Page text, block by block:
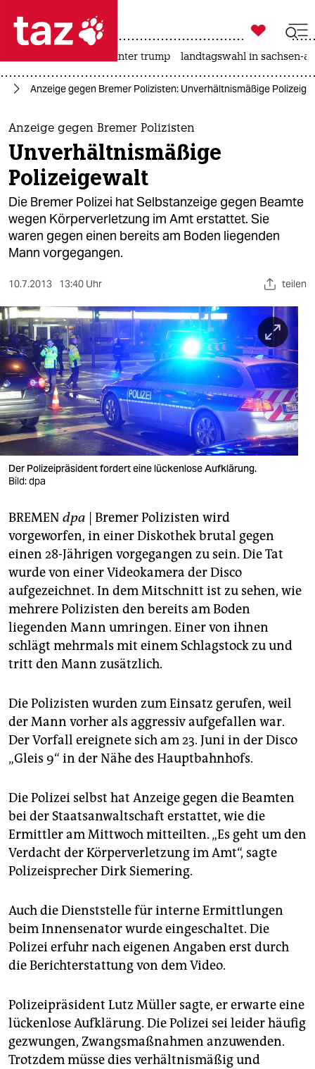
 taz zahl ich
taz zahl ich
themen
politik
öko
gesellschaft
kultur
sport
berlin
nord
wahrheit
verlag
verlag
veranstaltungen
fragen & hilfe
unterstützen
abo
genossenschaft
epaper login

taz zahl ich
usa unter trump landtagswahl in sachsen-
Anzeige gegen Bremer Polizisten: Unverhältnismäßige
Anzeige gegen Bremer Polizisten
Unverhältnismäßige
Polizeigewalt
Die Bremer Polizei hat Selbstanzeige gegen Beamte
wegen Körperverletzung im Amt erstattet. Sie
waren gegen einen bereits am Boden liegenden
Mann vorgegangen.
10.7.2013 13:40 Uhr teilen
Der Polizeipräsident fordert eine lückenlose Aufklärung.
Bild: dpa
BREMEN dpa | Bremer Polizisten wird
vorgeworfen, in einer Diskothek brutal gegen
einen 28-Jährigen vorgegangen zu sein. Die Tat
wurde von einer Videokamera der Disco
aufgezeichnet. In dem Mitschnitt ist zu sehen, wie
mehrere Polizisten den bereits am Boden
liegenden Mann umringen. Einer von ihnen
schlägt mehrmals mit einem Schlagstock zu und
tritt den Mann zusätzlich.
Die Polizisten wurden zum Einsatz gerufen, weil
der Mann vorher als aggressiv aufgefallen war.
Der Vorfall ereignete sich am 23. Juni in der Disco
„Gleis 9“ in der Nähe des Hauptbahnhofs.
Die Polizei selbst hat Anzeige gegen die Beamten
bei der Staatsanwaltschaft erstattet, wie die
Ermittler am Mittwoch mitteilten. „Es geht um den
Verdacht der Körperverletzung im Amt“, sagte
Polizeisprecher Dirk Siemering.
Auch die Dienststelle für interne Ermittlungen
beim Innensenator wurde eingeschaltet. Die
Polizei erfuhr nach eigenen Angaben erst durch
die Berichterstattung von dem Video.
Polizeipräsident Lutz Müller sagte, er erwarte eine
lückenlose Aufklärung. Die Polizei sei leider häufig
gezwungen, Zwangsmaßnahmen anzuwenden.
Trotzdem müsse dies verhältnismäßig und